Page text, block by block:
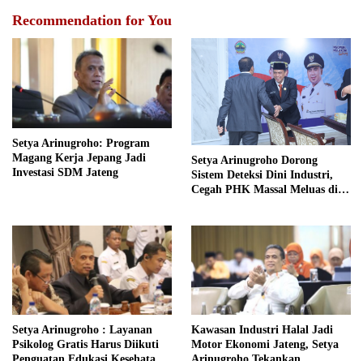
Recommendation for You
Setya Arinugroho: Program
Magang Kerja Jepang Jadi
Investasi SDM Jateng
Setya Arinugroho Dorong
Sistem Deteksi Dini Industri,
Cegah PHK Massal Meluas di
Setya Arinugroho : Layanan
Psikolog Gratis Harus Diikuti
Kawasan Industri Halal Jadi
Motor Ekonomi Jateng, Setya